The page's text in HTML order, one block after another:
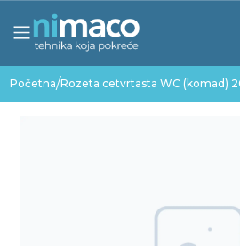
Početna/Rozeta cetvrtasta WC (komad)